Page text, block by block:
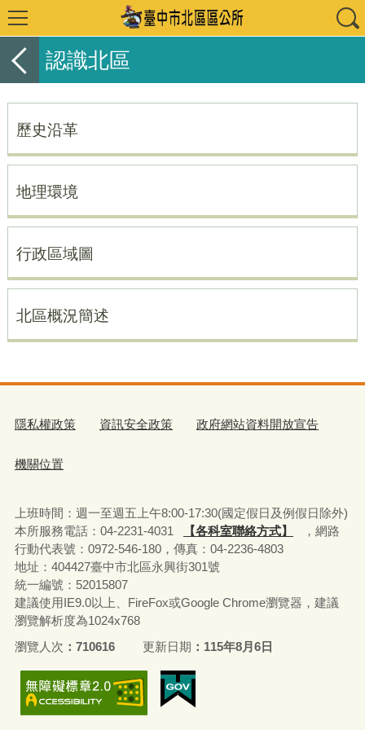
認識北區
歷史沿革
地理環境
行政區域圖
北區概況簡述
隱私權政策 資訊安全政策 政府網站資料開放宣告
機關位置
上班時間：週一至週五上午8:00-17:30(國定假日及例假日除外)
本所服務電話：04-2231-4031
【各科室聯絡方式】
，網路
行動代表號：0972-546-180， 傳真：04-2236-4803
地址：404427臺中市北區永興街301號
統一編號：52015807
建議使用IE9.0以上、FireFox或Google Chrome瀏覽器，建議
瀏覽解析度為1024x768
瀏覽人次
710616 更新日期 115年8月6日